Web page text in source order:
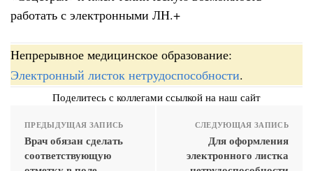
работать с электронными ЛН.+
Непрерывное медицинское образование:
Электронный листок нетрудоспособности.
Поделитесь с коллегами ссылкой на наш сайт
ПРЕДЫДУЩАЯ ЗАПИСЬ
Врач обязан сделать
соответствующую
СЛЕДУЮЩАЯ ЗАПИСЬ
Для оформления
электронного листка